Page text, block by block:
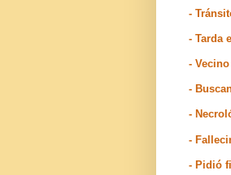
-
- Tarda
-
-
-
-
- Pidió